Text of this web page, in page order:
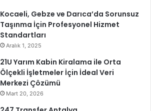
Kocaeli, Gebze ve Darıca’da Sorunsuz
Taşınma İçin Profesyonel Hizmet
Standartları
Aralık 1, 2025
21U Yarım Kabin Kiralama ile Orta
Ölçekli İşletmeler İçin İdeal Veri
Merkezi Çözümü
Mart 20, 2026